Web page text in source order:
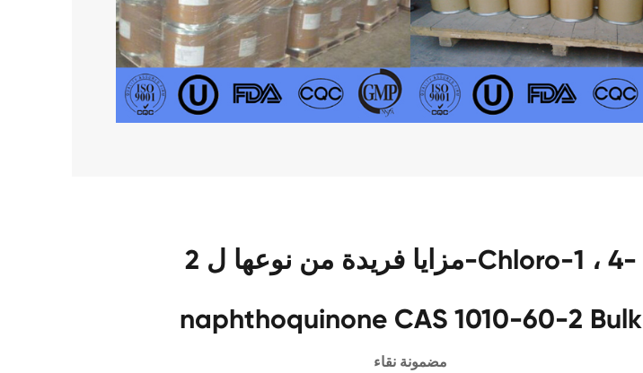
مزايا فريدة من نوعها ل 2-Chloro-1 ، 4-
naphthoquinone CAS 1010-60-2 Bulk
مضمونة نقاء